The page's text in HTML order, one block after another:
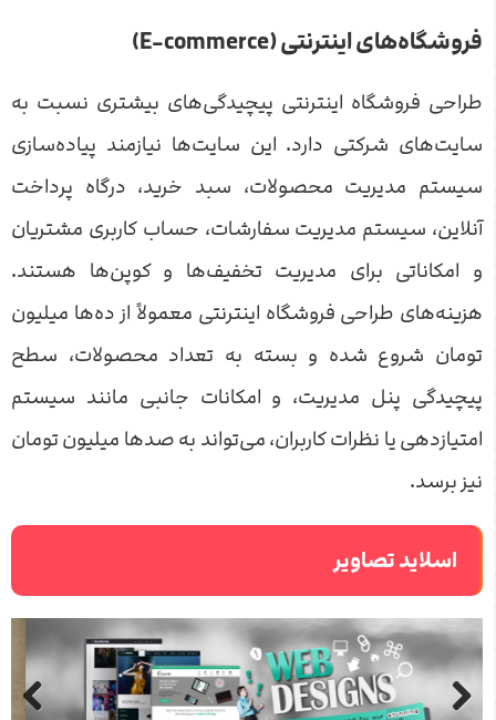
فروشگاه‌های اینترنتی (E-commerce)
طراحی فروشگاه اینترنتی پیچیدگی‌های بیشتری نسبت به
سایت‌های شرکتی دارد. این سایت‌ها نیازمند پیاده‌سازی
سیستم مدیریت محصولات، سبد خرید، درگاه پرداخت
آنلاین، سیستم مدیریت سفارشات، حساب کاربری مشتریان
و امکاناتی برای مدیریت تخفیف‌ها و کوپن‌ها هستند.
هزینه‌های طراحی فروشگاه اینترنتی معمولاً از ده‌ها میلیون
تومان شروع شده و بسته به تعداد محصولات، سطح
پیچیدگی پنل مدیریت، و امکانات جانبی مانند سیستم
امتیازدهی یا نظرات کاربران، می‌تواند به صدها میلیون تومان
نیز برسد.
اسلاید تصاویر